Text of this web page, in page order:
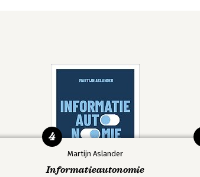
Martijn Aslander
Informatieautonomie
4